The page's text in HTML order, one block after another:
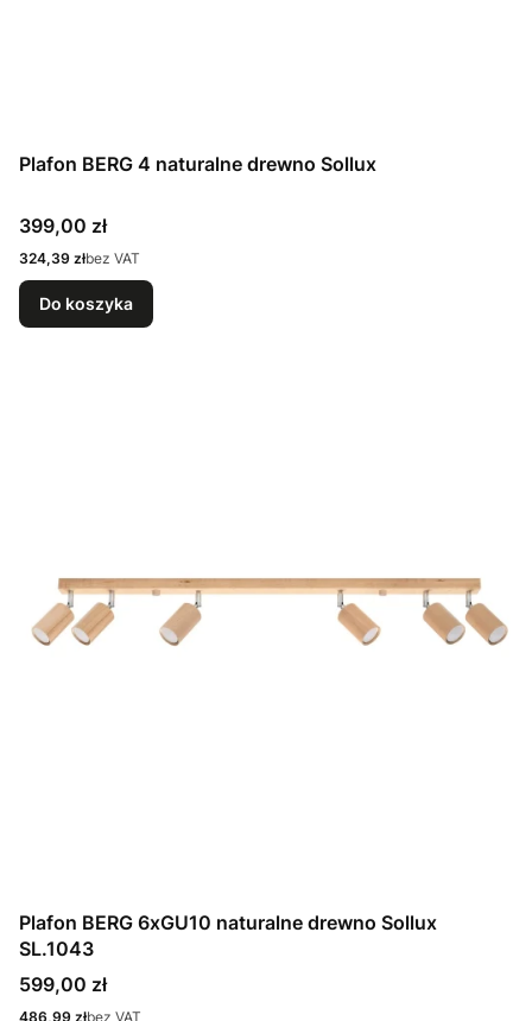
Plafon BERG 4 naturalne drewno Sollux
Cena
399,00 zł
Cena
324,39 złbez VAT
Do koszyka
Plafon BERG 6xGU10 naturalne drewno Sollux
SL.1043
Cena
599,00 zł
Cena
486,99 złbez VAT